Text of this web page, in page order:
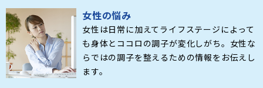
女性の悩み
女性は日常に加えてライフステージによって
も身体とココロの調子が変化しがち。女性な
らではの調子を整えるための情報をお伝えし
ます。